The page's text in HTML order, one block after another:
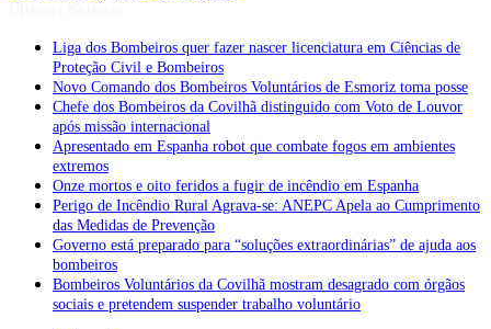
Liga dos Bombeiros quer fazer nascer licenciatura em Ciências de
Proteção Civil e Bombeiros
Novo Comando dos Bombeiros Voluntários de Esmoriz toma posse
Chefe dos Bombeiros da Covilhã distinguido com Voto de Louvor
após missão internacional
Apresentado em Espanha robot que combate fogos em ambientes
extremos
Onze mortos e oito feridos a fugir de incêndio em Espanha
Perigo de Incêndio Rural Agrava-se: ANEPC Apela ao Cumprimento
das Medidas de Prevenção
Governo está preparado para “soluções extraordinárias” de ajuda aos
bombeiros
Bombeiros Voluntários da Covilhã mostram desagrado com órgãos
sociais e pretendem suspender trabalho voluntário